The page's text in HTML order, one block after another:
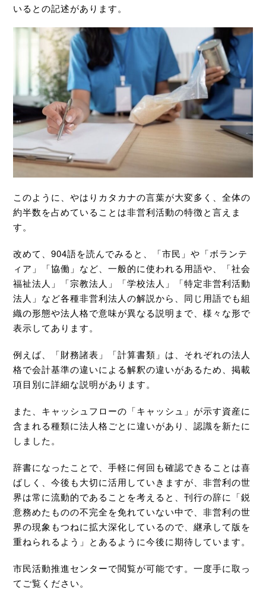
いるとの記述があります。
このように、やはりカタカナの言葉が大変多く、全体の
約半数を占めていることは非営利活動の特徴と言えま
す。
改めて、904語を読んでみると、「市民」や「ボランテ
ィア」「協働」など、一般的に使われる用語や、「社会
福祉法人」「宗教法人」「学校法人」「特定非営利活動
法人」など各種非営利法人の解説から、同じ用語でも組
織の形態や法人格で意味が異なる説明まで、様々な形で
表示してあります。
例えば、「財務諸表」「計算書類」は、それぞれの法人
格で会計基準の違いによる解釈の違いがあるため、掲載
項目別に詳細な説明があります。
また、キャッシュフローの「キャッシュ」が示す資産に
含まれる種類に法人格ごとに違いがあり、認識を新たに
しました。
辞書になったことで、手軽に何回も確認できることは喜
ばしく、今後も大切に活用していきますが、非営利の世
界は常に流動的であることを考えると、刊行の辞に「鋭
意務めたものの不完全を免れていない中で、非営利の世
界の現象もつねに拡大深化しているので、継承して版を
重ねられるよう」とあるように今後に期待しています。
市民活動推進センターで閲覧が可能です。一度手に取っ
てご覧ください。